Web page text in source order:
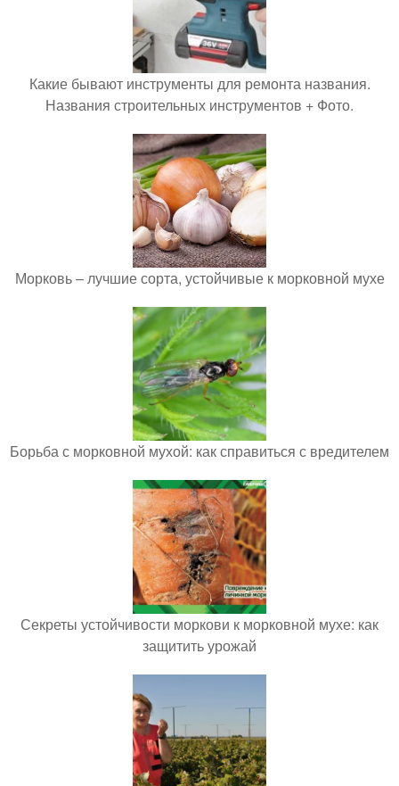
Какие бывают инструменты для ремонта названия.
Названия строительных инструментов + Фото.
Морковь – лучшие сорта, устойчивые к морковной мухе
Борьба с морковной мухой: как справиться с вредителем
Секреты устойчивости моркови к морковной мухе: как
защитить урожай